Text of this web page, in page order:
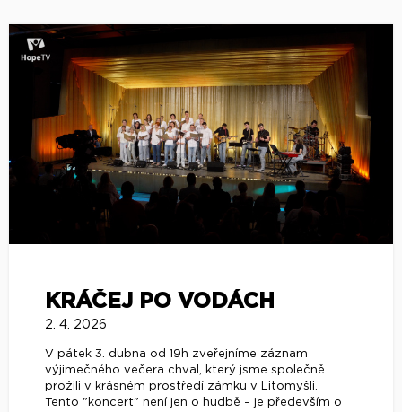
KRÁČEJ PO VODÁCH
2. 4. 2026
V pátek 3. dubna od 19h zveřejníme záznam
výjimečného večera chval, který jsme společně
prožili v krásném prostředí zámku v Litomyšli.
Tento "koncert" není jen o hudbě – je především o